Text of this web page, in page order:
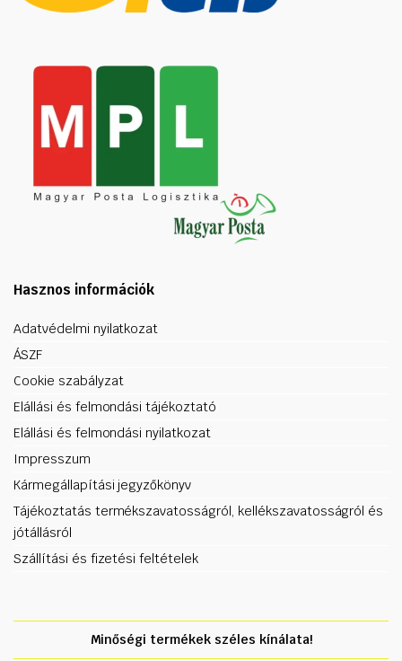
Hasznos információk
Adatvédelmi nyilatkozat
ÁSZF
Cookie szabályzat
Elállási és felmondási tájékoztató
Elállási és felmondási nyilatkozat
Impresszum
Kármegállapítási jegyzőkönyv
Tájékoztatás termékszavatosságról, kellékszavatosságról és
jótállásról
Szállítási és fizetési feltételek
Minőségi termékek széles kínálata!